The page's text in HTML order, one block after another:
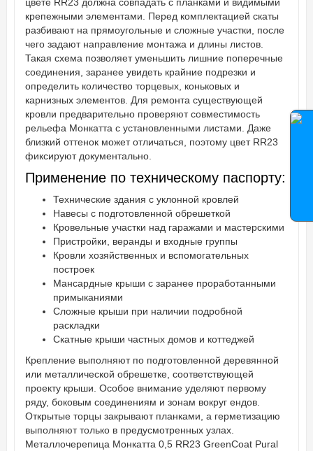
цвете RR23 должна совпадать с планками и видимыми
крепежными элементами. Перед комплектацией скаты
разбивают на прямоугольные и сложные участки, после
чего задают направление монтажа и длины листов.
Такая схема позволяет уменьшить лишние поперечные
соединения, заранее увидеть крайние подрезки и
определить количество торцевых, коньковых и
карнизных элементов. Для ремонта существующей
кровли предварительно проверяют совместимость
рельефа Монкатта с установленными листами. Даже
близкий оттенок может отличаться, поэтому цвет RR23
фиксируют документально.
Применение по техническому паспорту:
Технические здания с уклонной кровлей
Навесы с подготовленной обрешеткой
Кровельные участки над гаражами и мастерскими
Пристройки, веранды и входные группы
Кровли хозяйственных и вспомогательных
построек
Мансардные крыши с заранее проработанными
примыканиями
Сложные крыши при наличии подробной
раскладки
Скатные крыши частных домов и коттеджей
Крепление выполняют по подготовленной деревянной
или металлической обрешетке, соответствующей
проекту крыши. Особое внимание уделяют первому
ряду, боковым соединениям и зонам вокруг ендов.
Открытые торцы закрывают планками, а герметизацию
выполняют только в предусмотренных узлах.
Металлочерепица Монкатта 0,5 RR23 GreenCoat Pural